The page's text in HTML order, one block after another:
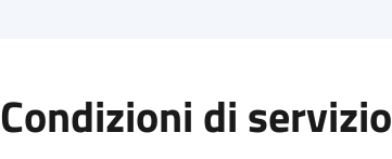
Condizioni di servizio